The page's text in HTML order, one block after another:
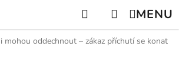
Hledat NÁKUPNÍ
KOŠÍK
mohou oddechnout – zákaz příchutí se konat